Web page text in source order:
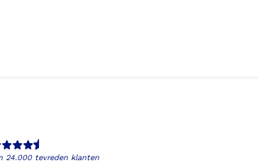
24.000 tevreden klanten